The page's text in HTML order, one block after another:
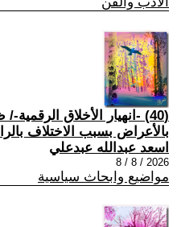
(40) -انهيار الأخلاق
بالأعراض بسبب الاختلاف
اسعد عبدالله عبدعلي
2026 / 8 / 8
مواضيع وابحاث سياسية